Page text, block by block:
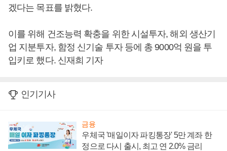
겠다는 목표를 밝혔다.
이를 위해 건조능력 확충을 위한 시설투자, 해외 생산기
업 지분투자, 함정 신기술 투자 등에 총 9000억 원을 투
입키로 했다. 신재희 기자
인기기사
금융
우체국 '매일이자 파킹통장' 5만 계좌 한
정으로 다시 출시, 최고 연 2.0% 금리